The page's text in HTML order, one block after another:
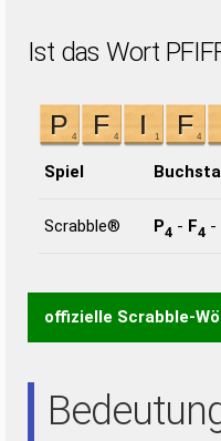
Ist das Wort
Spiel
Scrabble® P4 - F4 -
offizielle Scrabble-
Wortanalyse-
Wortbedeutung,